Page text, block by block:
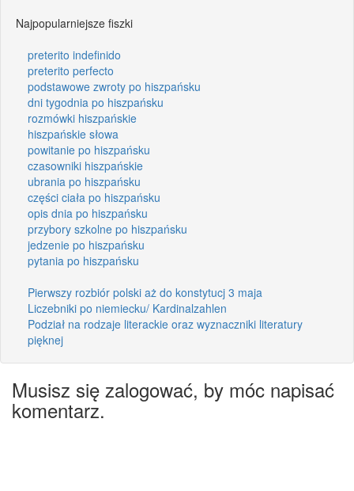
Najpopularniejsze fiszki
preterito indefinido
preterito perfecto
podstawowe zwroty po hiszpańsku
dni tygodnia po hiszpańsku
rozmówki hiszpańskie
hiszpańskie słowa
powitanie po hiszpańsku
czasowniki hiszpańskie
ubrania po hiszpańsku
części ciała po hiszpańsku
opis dnia po hiszpańsku
przybory szkolne po hiszpańsku
jedzenie po hiszpańsku
pytania po hiszpańsku
Pierwszy rozbiór polski aż do konstytucj 3 maja
Liczebniki po niemiecku/ Kardinalzahlen
Podział na rodzaje literackie oraz wyznaczniki literatury
pięknej
Musisz się zalogować, by móc napisać
komentarz.